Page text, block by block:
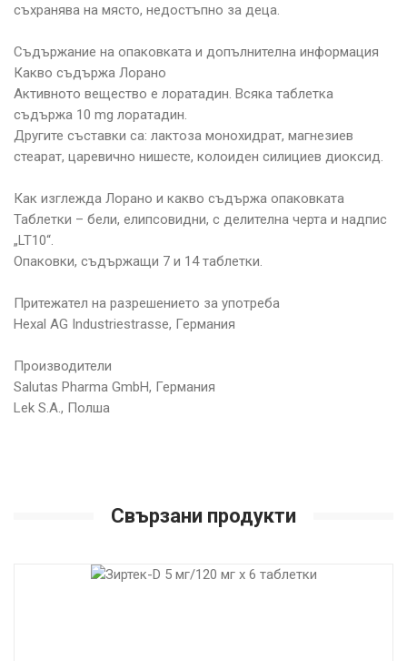
съхранява на място, недостъпно за деца.
Съдържание на опаковката и допълнителна информация
Какво съдържа Лорано
Активното вещество е лоратадин. Всяка таблетка
съдържа 10 mg лоратадин.
Другите съставки са: лактоза монохидрат, магнезиев
стеарат, царевично нишесте, колоиден силициев диоксид.
Как изглежда Лорано и какво съдържа опаковката
Таблетки – бели, елипсовидни, с делителна черта и надпис
„LT10“.
Опаковки, съдържащи 7 и 14 таблетки.
Притежател на разрешението за употреба
Hexal AG Industriestrasse, Германия
Производители
Salutas Pharma GmbH, Германия
Lek S.A., Полша
Свързани продукти